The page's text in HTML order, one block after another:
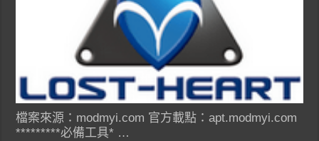
檔案來源：modmyi.com 官方載點：apt.modmyi.com
*********必備工具* …